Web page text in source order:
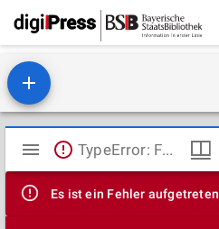
Mirador
Viewer
TypeError: Failed to fetch
Es ist ein Fehler aufgetreten